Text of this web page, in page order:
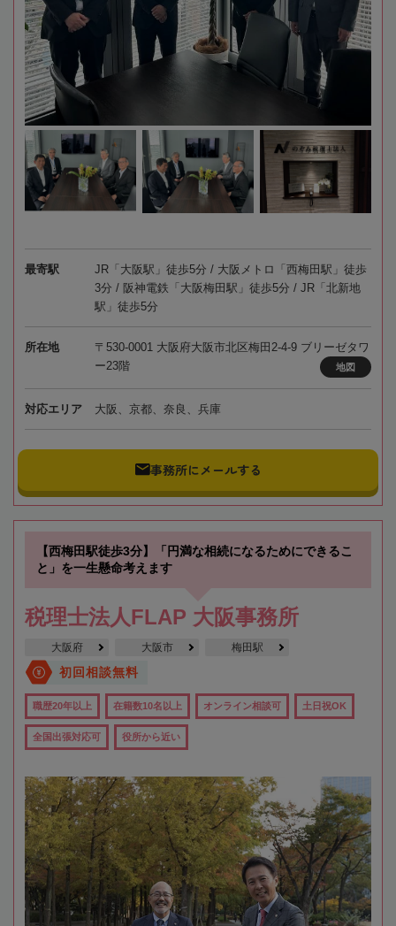
最寄駅
JR「大阪駅」徒歩5分 / 大阪メトロ「西梅田駅」徒歩
3分 / 阪神電鉄「大阪梅田駅」徒歩5分 / JR「北新地
駅」徒歩5分
所在地
〒530-0001 大阪府大阪市北区梅田2-4-9 ブリーゼタワ
ー23階
地図
対応エリア 大阪、京都、奈良、兵庫
事務所にメールする
【西梅田駅徒歩3分】「円満な相続になるためにできるこ
と」を一生懸命考えます
税理士法人FLAP 大阪事務所
大阪府 大阪市 梅田駅
初回相談無料
職歴20年以上 在籍数10名以上 オンライン相談可 土日祝OK
全国出張対応可 役所から近い